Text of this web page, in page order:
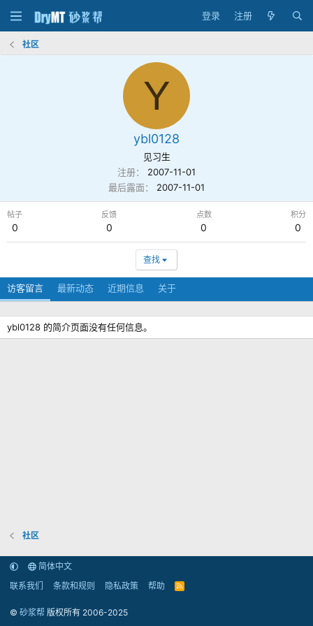
登录 注册
社区
Y
ybl0128
见习生
注册
2007-11-01
最后露面
2007-11-01
帖子
0
反馈
0
点数
0
积分
0
查找
访客留言 最新动态 近期信息 关于
ybl0128 的简介页面没有任何信息。
社区
简体中文
联系我们
条款和规则 隐私政策 帮助
R
© 砂浆帮 版权所有 2006-2025